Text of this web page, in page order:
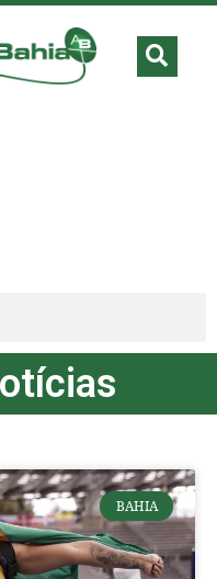
BAHIA